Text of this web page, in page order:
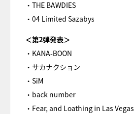
・THE BAWDIES
・04 Limited Sazabys
＜第2弾発表＞
・KANA-BOON
・サカナクション
・SiM
・back number
・Fear, and Loathing in Las Vegas